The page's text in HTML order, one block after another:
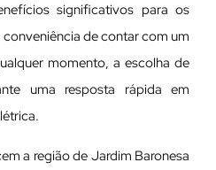
significativos para os
de contar com um
momento, a escolha de
uma resposta rápida em
a região de Jardim Baronesa